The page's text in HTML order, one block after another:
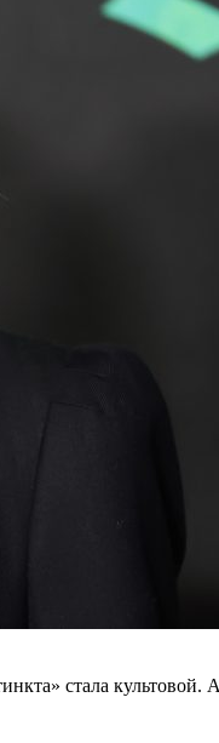
стала